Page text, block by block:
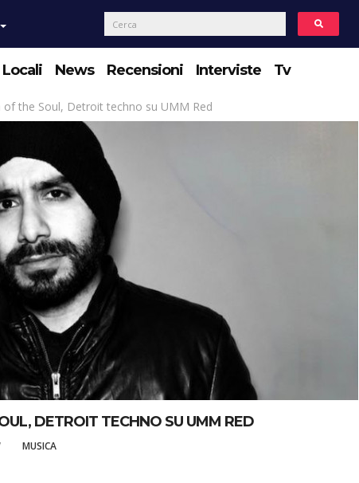
Locali News Recensioni Interviste Tv
of the Soul, Detroit techno su UMM Red
DETROIT TECHNO SU UMM RED
MUSICA